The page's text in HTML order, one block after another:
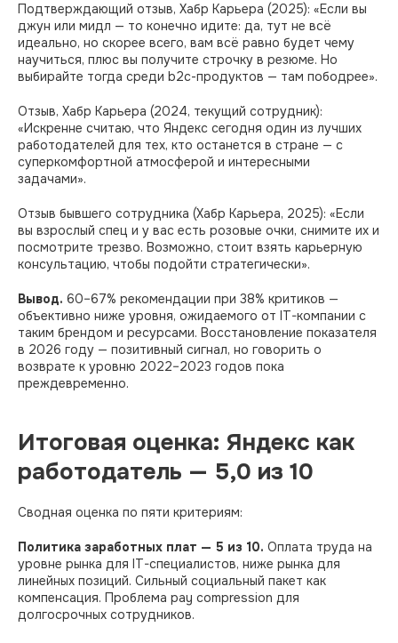
Подтверждающий отзыв, Хабр Карьера (2025): «Если вы
джун или мидл — то конечно идите: да, тут не всё
идеально, но скорее всего, вам всё равно будет чему
научиться, плюс вы получите строчку в резюме. Но
выбирайте тогда среди b2c-продуктов — там пободрее».
Отзыв, Хабр Карьера (2024, текущий сотрудник):
«Искренне считаю, что Яндекс сегодня один из лучших
работодателей для тех, кто останется в стране — с
суперкомфортной атмосферой и интересными
задачами».
Отзыв бывшего сотрудника (Хабр Карьера, 2025): «Если
вы взрослый спец и у вас есть розовые очки, снимите их и
посмотрите трезво. Возможно, стоит взять карьерную
консультацию, чтобы подойти стратегически».
Вывод. 60–67% рекомендации при 38% критиков —
объективно ниже уровня, ожидаемого от IT-компании с
таким брендом и ресурсами. Восстановление показателя
в 2026 году — позитивный сигнал, но говорить о
возврате к уровню 2022–2023 годов пока
преждевременно.
Итоговая оценка: Яндекс как
работодатель — 5,0 из 10
Сводная оценка по пяти критериям:
Политика заработных плат — 5 из 10. Оплата труда на
уровне рынка для IT-специалистов, ниже рынка для
линейных позиций. Сильный социальный пакет как
компенсация. Проблема pay compression для
долгосрочных сотрудников.